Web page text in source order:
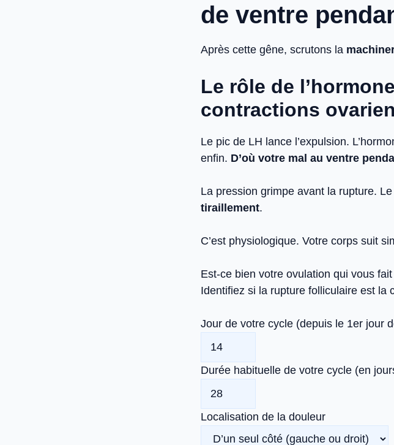
de ventre
Après cette gêne, scrutons la
Le rôle de
contractions
Le pic de LH lance l’expulsion.
enfin. D’où votre mal au ventre
La pression grimpe avant la rupture.
tiraillement.
C’est physiologique. Votre corps suit
Est-ce bien votre ovulation qui vous
Identifiez si la rupture folliculaire est la
Jour de votre cycle (depuis le 1er jour
Durée habituelle de votre cycle (en
Localisation de la douleur